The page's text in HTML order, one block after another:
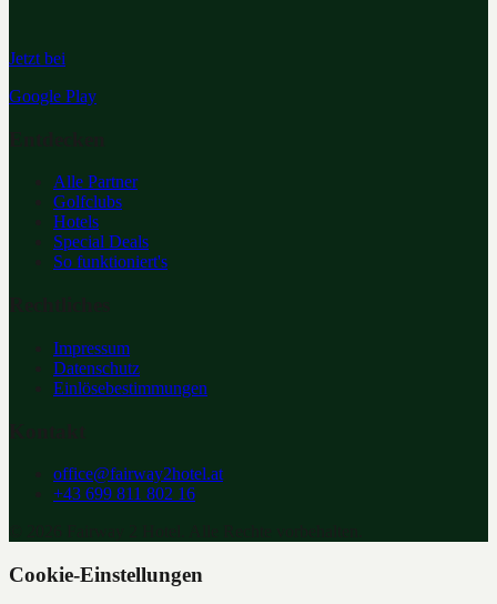
Jetzt bei
Google Play
Alle Partner
Golfclubs
Hotels
Special Deals
So funktioniert's
Impressum
Datenschutz
Einlösebestimmungen
office@fairway2hotel.at
+43 699 811 802 16
Cookie-Einstellungen